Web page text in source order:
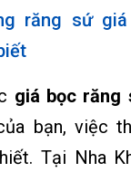
răng sứ
giá bọc răng
bạn, việc
Tại Nha